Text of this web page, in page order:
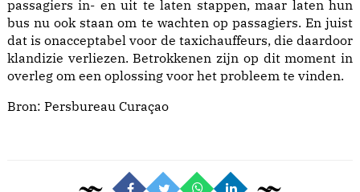
passagiers in- en uit te laten stappen, maar laten hun
bus nu ook staan om te wachten op passagiers. En juist
dat is onacceptabel voor de taxichauffeurs, die daardoor
klandizie verliezen. Betrokkenen zijn op dit moment in
overleg om een oplossing voor het probleem te vinden.
Bron: Persbureau Curaçao